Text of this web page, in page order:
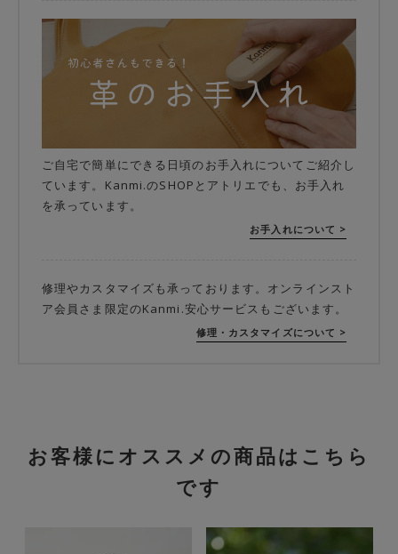
ご自宅で簡単にできる日頃のお手入れについてご紹介し
ています。Kanmi.のSHOPとアトリエでも、お手入れ
を承っています。
お手入れについて >
修理やカスタマイズも承っております。オンラインスト
ア会員さま限定のKanmi.安心サービスもございます。
修理・カスタマイズについて >
お客様にオススメの商品はこちら
です